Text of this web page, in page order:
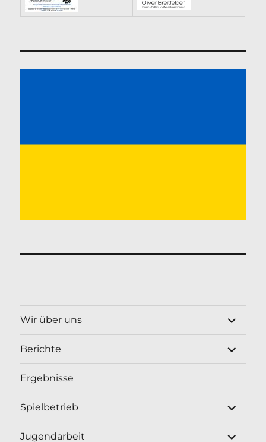
Wir über uns
öffnen
Berichte
öffnen
Ergebnisse
Spielbetrieb
öffnen
Jugendarbeit